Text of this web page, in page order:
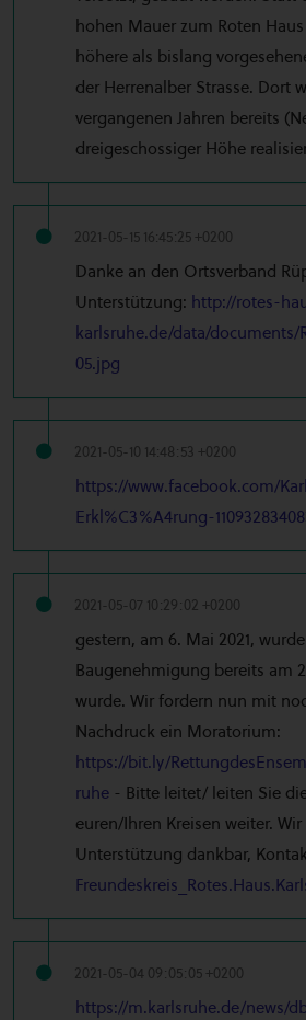
hohen Mauer zum Roten
höhere als bislang
der Herrenalber Strasse. Dort
vergangenen Jahren bereits
dreigeschossiger Höhe
2021-05-15 16:45:25 +0200
Danke an den Ortsverband
Unterstützung: http://rotes-
karlsruhe.de/data/documents/
05.jpg
2021-05-10 14:48:53 +0200
https://www.facebook.com/
Erkl%C3%A4rung-
2021-05-07 10:29:02 +0200
gestern, am 6. Mai 2021,
Baugenehmigung bereits am
wurde. Wir fordern nun mit
Nachdruck ein Moratorium:
https://bit.ly/
ruhe - Bitte leitet/ leiten Sie
euren/Ihren Kreisen weiter.
Unterstützung dankbar,
2021-05-04 09:05:05 +0200
https://m.karlsruhe.de/news/